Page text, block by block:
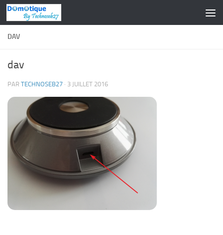
Skip to content
DAV
dav
PAR TECHNOSEB27 · 3 JUILLET 2016